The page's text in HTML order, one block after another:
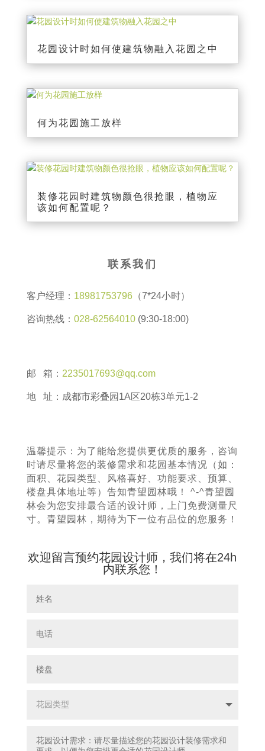
花园设计时如何使建筑物融入花园之中
何为花园施工放样
装修花园时建筑物颜色很抢眼，植物应
该如何配置呢？
联系我们
客户经理： 18981753796（7*24小时）
咨询热线： 028-62564010(9:30-18:00)
邮 箱： 2235017693@qq.com
地 址：成都市彩叠园1A区20栋3单元1-2
温馨提示：为了能给您提供更优质的服务，咨询
时请尽量将您的装修需求和花园基本情况（如：
面积、花园类型、风格喜好、功能要求、预算、
楼盘具体地址等）告知青望园林哦！ ^-^青望园
林会为您安排最合适的设计师，上门免费测量尺
寸。青望园林，期待为下一位有品位的您服务！
欢迎留言预约花园设计师，我们将在24h
内联系您！